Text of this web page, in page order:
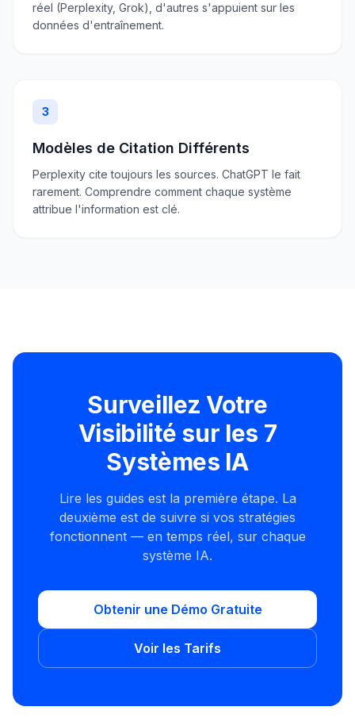
réel (Perplexity, Grok), d'autres s'appuient sur les
données d'entraînement.
3
Modèles de Citation Différents
Perplexity cite toujours les sources. ChatGPT le fait
rarement. Comprendre comment chaque système
attribue l'information est clé.
Surveillez Votre
Visibilité sur les 7
Systèmes IA
Lire les guides est la première étape. La
deuxième est de suivre si vos stratégies
fonctionnent — en temps réel, sur chaque
système IA.
Obtenir une Démo Gratuite
Voir les Tarifs